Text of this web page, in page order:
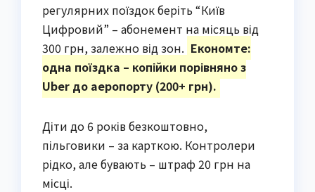
регулярних поїздок беріть “Київ
Цифровий” – абонемент на місяць від
300 грн, залежно від зон. Економте:
одна поїздка – копійки порівняно з
Uber до аеропорту (200+ грн).
Діти до 6 років безкоштовно,
пільговики – за карткою. Контролери
рідко, але бувають – штраф 20 грн на
місці.